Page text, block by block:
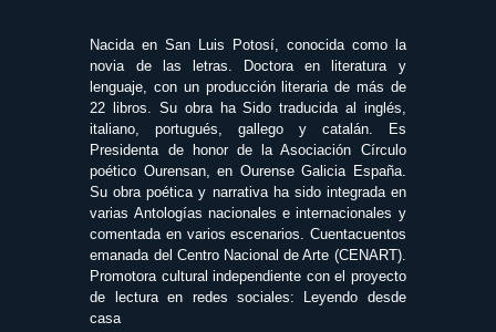
Nacida en San Luis Potosí, conocida como la
novia de las letras. Doctora en literatura y
lenguaje, con un producción literaria de más de
22 libros. Su obra ha Sido traducida al inglés,
italiano, portugués, gallego y catalán. Es
Presidenta de honor de la Asociación Círculo
poético Ourensan, en Ourense Galicia España.
Su obra poética y narrativa ha sido integrada en
varias Antologías nacionales e internacionales y
comentada en varios escenarios. Cuentacuentos
emanada del Centro Nacional de Arte (CENART).
Promotora cultural independiente con el proyecto
de lectura en redes sociales: Leyendo desde
casa